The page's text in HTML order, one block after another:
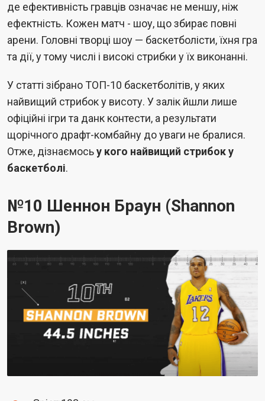
де ефективність гравців означає не меншу, ніж
ефектність. Кожен матч - шоу, що збирає повні
арени. Головні творці шоу — баскетболісти, їхня гра
та дії, у тому числі і високі стрибки у їх виконанні.
У статті зібрано ТОП-10 баскетболітів, у яких
найвищий стрибок у висоту. У залік йшли лише
офіційні ігри та данк контести, а результати
щорічного драфт-комбайну до уваги не бралися.
Отже, дізнаємосьу кого найвищий стрибок у
баскетболі.
№10 Шеннон Браун (Shannon
Brown)